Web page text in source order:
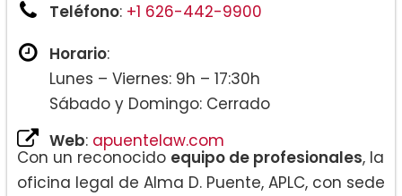
Teléfono: +1 626-442-9900
Horario:
Lunes – Viernes: 9h – 17:30h
Sábado y Domingo: Cerrado
Web: apuentelaw.com
Con un reconocido equipo de profesionales, la
oficina legal de Alma D. Puente, APLC, con sede